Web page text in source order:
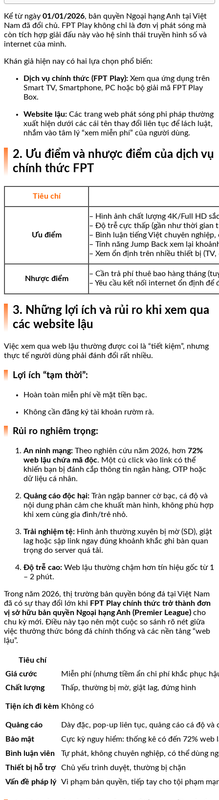
Kể từ ngày 01/01/2026, bản quyền Ngoại hạng Anh tại Việt
Nam đã đổi chủ. FPT Play không chỉ là đơn vị phát sóng mà
còn tích hợp giải đấu này vào hệ sinh thái truyền hình số và
internet của mình.
Khán giả hiện nay có hai lựa chọn phổ biến:
Dịch vụ chính thức (FPT Play): Xem qua ứng dụng trên
Smart TV, Smartphone, PC hoặc bộ giải mã FPT Play
Box.
Website lậu: Các trang web phát sóng phi pháp thường
xuất hiện dưới các cái tên thay đổi liên tục để lách luật,
nhắm vào tâm lý “xem miễn phí” của người dùng.
2. Ưu điểm và nhược điểm của dịch vụ
chính thức FPT
Tiêu chí
Ưu điểm
– Hình ảnh chất lượng 4K/Full HD
– Độ trễ cực thấp (gần như thời gian
– Bình luận tiếng Việt chuyên
– Tính năng Jump Back xem lại
– Xem ổn định trên nhiều thiết bị
Nhược điểm
– Cần trả phí thuê bao hàng tháng
– Yêu cầu kết nối internet ổn định để
3. Những lợi ích và rủi ro khi xem qua
các website lậu
Việc xem qua web lậu thường được coi là “tiết kiệm”, nhưng
thực tế người dùng phải đánh đổi rất nhiều.
Lợi ích “tạm thời”:
Hoàn toàn miễn phí về mặt tiền bạc.
Không cần đăng ký tài khoản rườm rà.
Rủi ro nghiêm trọng:
An ninh mạng: Theo nghiên cứu năm 2026, hơn 72%
web lậu chứa mã độc. Một cú click vào link có thể
khiến bạn bị đánh cắp thông tin ngân hàng, OTP hoặc
dữ liệu cá nhân.
Quảng cáo độc hại: Tràn ngập banner cờ bạc, cá độ và
nội dung phản cảm che khuất màn hình, không phù hợp
khi xem cùng gia đình/trẻ nhỏ.
Trải nghiệm tệ: Hình ảnh thường xuyên bị mờ (SD), giật
lag hoặc sập link ngay đúng khoảnh khắc ghi bàn quan
trọng do server quá tải.
Độ trễ cao: Web lậu thường chậm hơn tín hiệu gốc từ 1
– 2 phút.
Trong năm 2026, thị trường bản quyền bóng đá tại Việt Nam
đã có sự thay đổi lớn khi FPT Play chính thức trở thành đơn
vị sở hữu bản quyền Ngoại hạng Anh (Premier League) cho
chu kỳ mới. Điều này tạo nên một cuộc so sánh rõ nét giữa
việc thưởng thức bóng đá chính thống và các nền tảng “web
lậu”.
Tiêu chí
Giá cước
Miễn phí (nhưng tiềm ẩn chi phí khắc phục
Chất lượng
Thấp, thường bị mờ, giật lag, đứng hình
Tiện ích đi kèm Không có
Quảng cáo
Dày đặc, pop-up liên tục, quảng cáo cá độ và
Bảo mật
Cực kỳ nguy hiểm: thống kê có đến 72%
Bình luận viên
Tự phát, không chuyên nghiệp, có thể dùng
Thiết bị hỗ trợ
Chủ yếu trình duyệt, thường bị chặn
Vấn đề pháp lý
Vi phạm bản quyền, tiếp tay cho tội phạm